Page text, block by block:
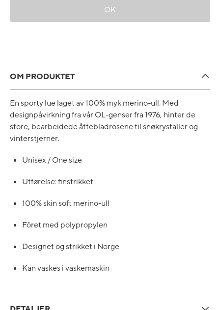
OK
OM PRODUKTET
En sporty lue laget av 100% myk merino-ull. Med
designpåvirkning fra vår OL-genser fra 1976, hinter de
store, bearbeidede åttebladrosene til snøkrystaller og
vinterstjerner.
Unisex / One size
Utførelse: finstrikket
100% skin soft merino-ull
Fôret med polypropylen
Designet og strikket i Norge
Kan vaskes i vaskemaskin